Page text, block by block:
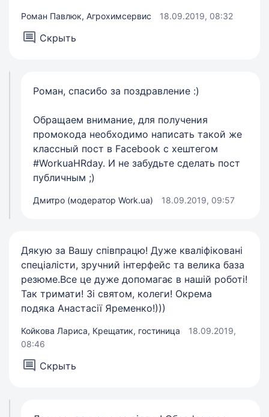
Роман Павлюк, Агрохимсервис 18.09.2019, 08:32
Скрыть
Роман, спасибо за поздравление :)
Обращаем внимание, для получения
промокода необходимо написать такой же
классный пост в Facebook с хештегом
#WorkuaHRday. И не забудьте сделать пост
публичным ;)
Дмитро (модератор Work.ua) 18.09.2019, 09:57
Дякую за Вашу співпрацю! Дуже кваліфіковані
спеціалісти, зручний інтерфейс та велика база
резюме.Все це дуже допомагає в нашій роботі!
Так тримати! Зі святом, колеги! Окрема
подяка Анастасії Яременко!)))
Койкова Лариса, Крещатик, гостиница
18.09.2019,
08:46
Скрыть